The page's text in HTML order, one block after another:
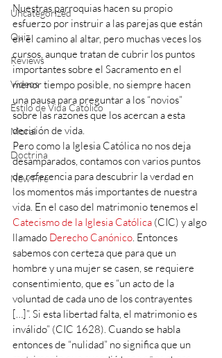
Uncategorized
Quiz
Reviews
Videos
Estilo de Vida Católico
Moral
Doctrina
New Fire
Nuestras parroquias hacen su propio
esfuerzo por instruir a las parejas que están
en el camino al altar, pero muchas veces los
cursos, aunque tratan de cubrir los puntos
importantes sobre el Sacramento en el
menor tiempo posible, no siempre hacen
una pausa para preguntar a los “novios”
sobre las razones que los acercan a esta
decisión de vida.
Pero como la Iglesia Católica no nos deja
desamparados, contamos con varios puntos
de referencia para descubrir la verdad en
los momentos más importantes de nuestra
vida. En el caso del matrimonio tenemos el
Catecismo de la Iglesia Católica (CIC) y algo
llamado Derecho Canónico. Entonces
sabemos con certeza que para que un
hombre y una mujer se casen, se requiere
consentimiento, que es “un acto de la
voluntad de cada uno de los contrayentes
[…]”. Si esta libertad falta, el matrimonio es
inválido” (CIC 1628). Cuando se habla
entonces de “nulidad” no significa que un